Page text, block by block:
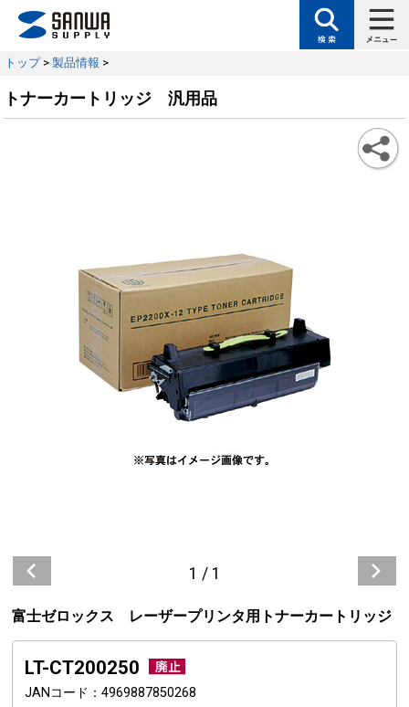
トップ> 製品情報 >
トナーカートリッジ 汎用品
1 / 1
富士ゼロックス レーザープリンタ用トナーカートリッジ
LT-CT200250
JANコード
4969887850268